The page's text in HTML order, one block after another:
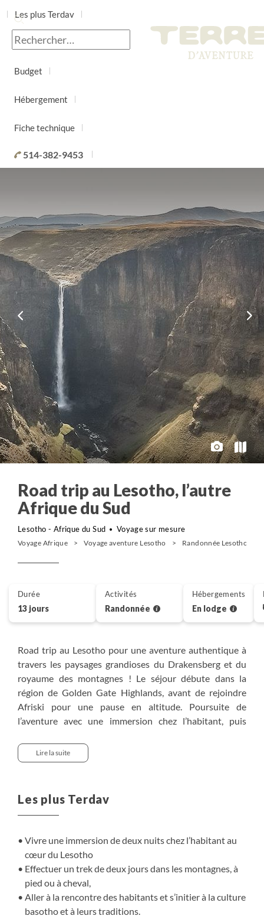
Les plus Terdav
Jour par jour
Budget
Hébergement
Fiche technique
514-382-9453
Road trip au Lesotho, l’autre
Afrique du Sud
Lesotho - Afrique du Sud Voyage sur mesure
Voyage Afrique Voyage aventure Lesotho Randonnée Lesotho
Road trip au Lesotho pour une aventure authentique à
travers les paysages grandioses du Drakensberg et du
royaume des montagnes ! Le séjour débute dans la
région de Golden Gate Highlands, avant de rejoindre
Afriski pour une pause en altitude. Poursuite de
l’aventure avec une immersion chez l’habitant, puis
ensuite sur les impressionnantes chutes de
Maletsunyane Falls, avant de vivre un trek de 2 jours au
s’achève par la visite du site historique de Thaba Bosiu,
berceau de la nation basotho.
Lire la suite
Les plus Terdav
Vivre une immersion de deux nuits chez l’habitant au
cœur du Lesotho
Effectuer un trek de deux jours dans les montagnes, à
pied ou à cheval,
Aller à la rencontre des habitants et s’initier à la culture
basotho et à leurs traditions.
Durée
13 jours
Activités
Randonnée
Hébergements
En lodge